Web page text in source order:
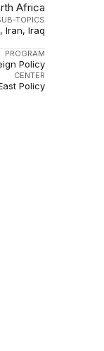
Africa
TOPICS
Iran Iraq
PROGRAM
Policy
CENTER
Policy